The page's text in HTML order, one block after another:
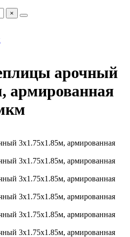
×
арочный
армированная